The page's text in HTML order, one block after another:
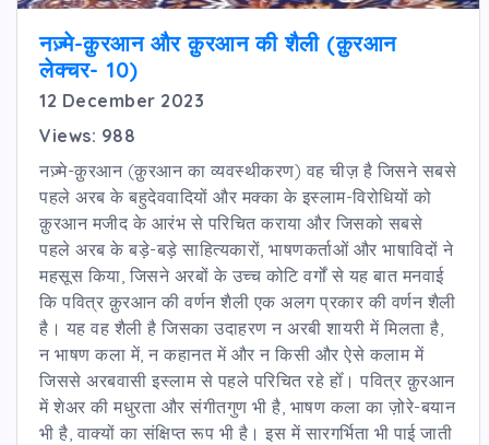
नज़्मे-क़ुरआन और क़ुरआन की शैली (क़ुरआन
लेक्चर- 10)
12 December 2023
Views: 988
नज़्मे-क़ुरआन (क़ुरआन का व्यवस्थीकरण) वह चीज़ है जिसने सबसे
पहले अरब के बहुदेववादियों और मक्का के इस्लाम-विरोधियों को
क़ुरआन मजीद के आरंभ से परिचित कराया और जिसको सबसे
पहले अरब के बड़े-बड़े साहित्यकारों, भाषणकर्ताओं और भाषाविदों ने
महसूस किया, जिसने अरबों के उच्च कोटि वर्गों से यह बात मनवाई
कि पवित्र क़ुरआन की वर्णन शैली एक अलग प्रकार की वर्णन शैली
है। यह वह शैली है जिसका उदाहरण न अरबी शायरी में मिलता है,
न भाषण कला में, न कहानत में और न किसी और ऐसे कलाम में
जिससे अरबवासी इस्लाम से पहले परिचित रहे होँ। पवित्र क़ुरआन
में शेअर की मधुरता और संगीतगुण भी है, भाषण कला का ज़ोरे-बयान
भी है, वाक्यों का संक्षिप्त रूप भी है। इस में सारगर्भिता भी पाई जाती